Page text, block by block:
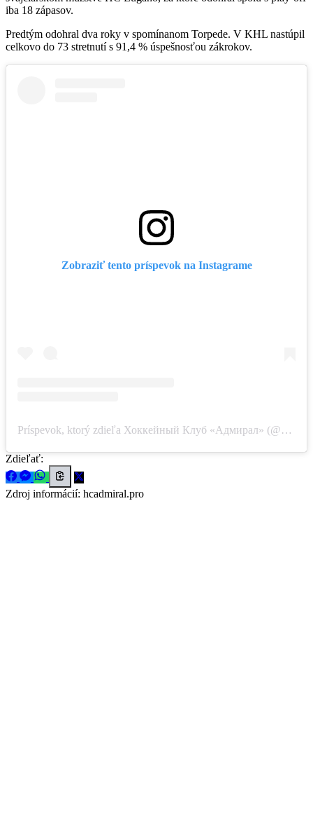
iba 18 zápasov.
Predtým odohral dva roky v spomínanom Torpede. V KHL nastúpil
celkovo do 73 stretnutí s 91,4 % úspešnosťou zákrokov.
Zobraziť tento príspevok na Instagrame
Príspevok, ktorý zdieľa Хоккейный Клуб «Адмирал» (@hcadmiral)
Zdieľať:
Zdroj informácií: hcadmiral.pro